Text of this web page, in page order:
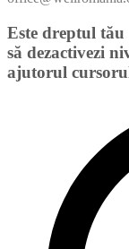
Este dreptul tău
să dezactivezi
ajutorul